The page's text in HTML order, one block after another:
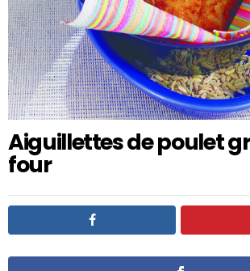
Aiguillettes de poulet
four